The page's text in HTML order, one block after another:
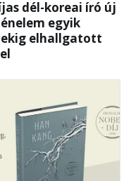
dél-koreai író új
egyik
elhallgatott